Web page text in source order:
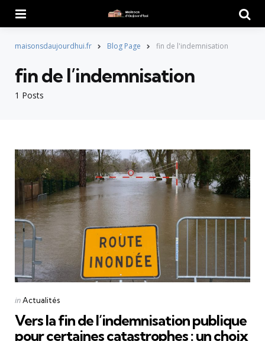
maisonsdaujourdhui.fr Blog Page fin de l'indemnisation
1 Posts
fin de l’indemnisation
Categories
Posted
inActualités
Vers la fin de l’indemnisation publique
pour certaines catastrophes : un choix